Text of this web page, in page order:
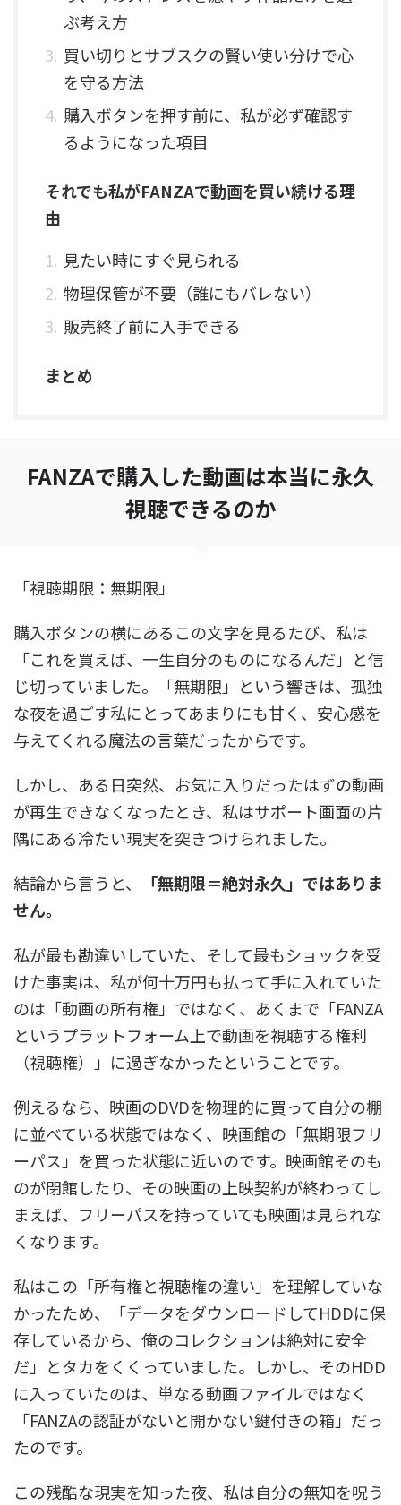
ぶ考え方
買い切りとサブスクの賢い使い分けで心
を守る方法
購入ボタンを押す前に、私が必ず確認す
るようになった項目
それでも私がFANZAで動画を買い続ける理
由
見たい時にすぐ見られる
物理保管が不要（誰にもバレない）
販売終了前に入手できる
まとめ
FANZAで購入した動画は本当に永久
視聴できるのか
「視聴期限：無期限」
購入ボタンの横にあるこの文字を見るたび、私は
「これを買えば、一生自分のものになるんだ」と信
じ切っていました。「無期限」という響きは、孤独
な夜を過ごす私にとってあまりにも甘く、安心感を
与えてくれる魔法の言葉だったからです。
しかし、ある日突然、お気に入りだったはずの動画
が再生できなくなったとき、私はサポート画面の片
隅にある冷たい現実を突きつけられました。
結論から言うと、
「無期限＝絶対永久」ではありま
せん。
私が最も勘違いしていた、そして最もショックを受
けた事実は、私が何十万円も払って手に入れていた
のは「動画の所有権」ではなく、あくまで「FANZA
というプラットフォーム上で動画を視聴する権利
（視聴権）」に過ぎなかったということです。
例えるなら、映画のDVDを物理的に買って自分の棚
に並べている状態ではなく、映画館の「無期限フリ
ーパス」を買った状態に近いのです。映画館そのも
のが閉館したり、その映画の上映契約が終わってし
まえば、フリーパスを持っていても映画は見られな
くなります。
私はこの「所有権と視聴権の違い」を理解していな
かったため、「データをダウンロードしてHDDに保
存しているから、俺のコレクションは絶対に安全
だ」とタカをくくっていました。しかし、そのHDD
に入っていたのは、単なる動画ファイルではなく
「FANZAの認証がないと開かない鍵付きの箱」だっ
たのです。
この残酷な現実を知った夜、私は自分の無知を呪う